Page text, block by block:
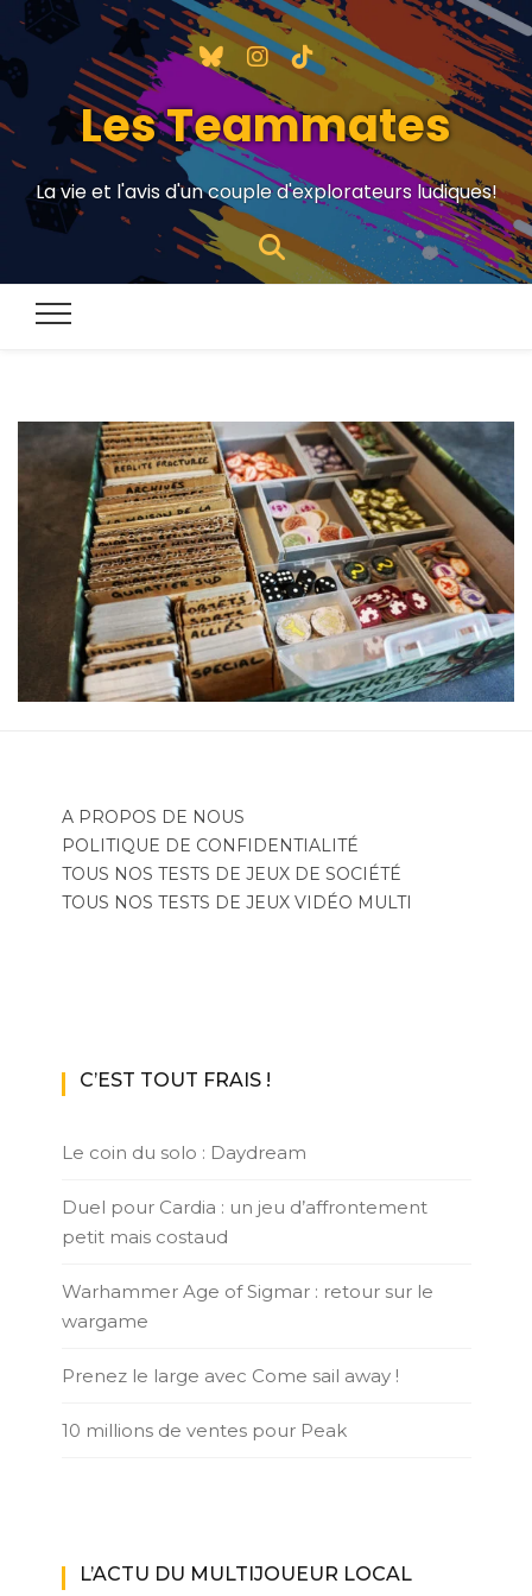
Les Teammates
La vie et l'avis d'un couple d'explorateurs ludiques!
A PROPOS DE NOUS
POLITIQUE DE CONFIDENTIALITÉ
TOUS NOS TESTS DE JEUX DE SOCIÉTÉ
TOUS NOS TESTS DE JEUX VIDÉO MULTI
C’EST TOUT FRAIS !
Le coin du solo : Daydream
Duel pour Cardia : un jeu d’affrontement
petit mais costaud
Warhammer Age of Sigmar : retour sur le
wargame
Prenez le large avec Come sail away !
10 millions de ventes pour Peak
L’ACTU DU MULTIJOUEUR LOCAL